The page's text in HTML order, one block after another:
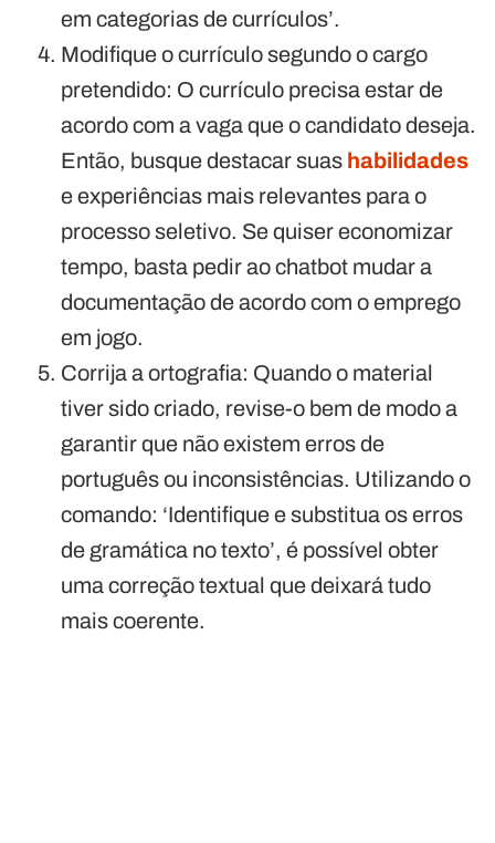
em categorias de currículos’.
Modifique o currículo segundo o cargo
pretendido: O currículo precisa estar de
acordo com a vaga que o candidato deseja.
Então, busque destacar suas habilidades
e experiências mais relevantes para o
processo seletivo. Se quiser economizar
tempo, basta pedir ao chatbot mudar a
documentação de acordo com o emprego
em jogo.
Corrija a ortografia: Quando o material
tiver sido criado, revise-o bem de modo a
garantir que não existem erros de
português ou inconsistências. Utilizando o
comando: ‘Identifique e substitua os erros
de gramática no texto’, é possível obter
uma correção textual que deixará tudo
mais coerente.